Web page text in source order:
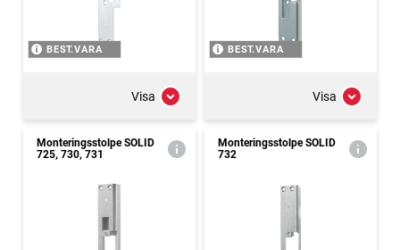
BEST.VARA
Visa
BEST.VARA
Visa
Monteringsstolpe SOLID
725, 730, 731
Monteringsstolpe SOLID
732